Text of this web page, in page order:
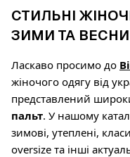
СТИЛЬНІ
ЗИМИ ТА ВЕСНИ
Ласкаво просимо до
жіночого одягу від
представлений
пальт. У нашому
зимові, утеплені,
oversize та інші